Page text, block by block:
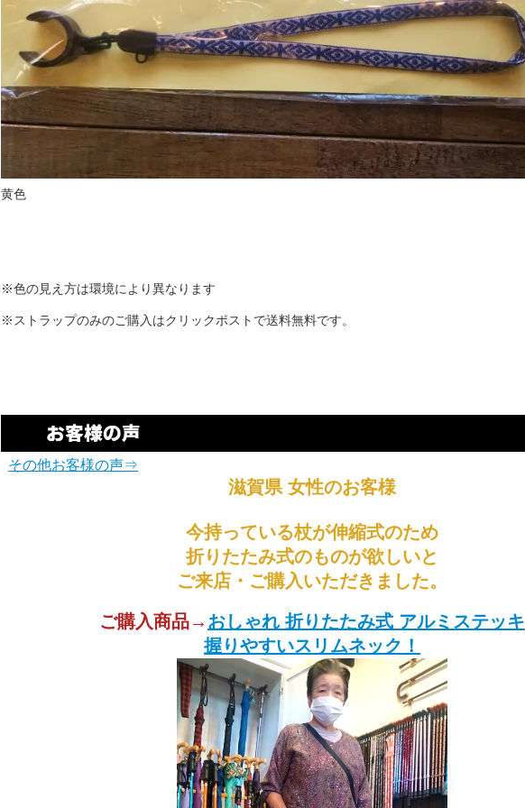
黄色
※色の見え方は環境により異なります
※ストラップのみのご購入はクリックポストで送料無料です。
その他お客様の声⇒
滋賀県 女性のお客様
今持っている杖が伸縮式のため
折りたたみ式のものが欲しいと
ご来店・ご購入いただきました。
ご購入商品→ おしゃれ 折りたたみ式 アルミステッキ
握りやすいスリムネック！